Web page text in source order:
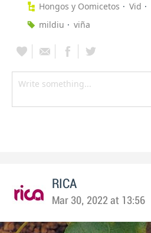
Hongos y Oomicetos Vid
mildiu
viña
RICA
Mar 30, 2022 at 13:56